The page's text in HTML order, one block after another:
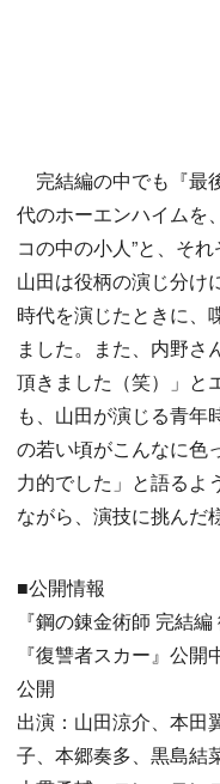
完結編の中でも『最
代のホーエンハイムを
コの中の小人”と、そ
山田は役柄の演じ分け
時代を演じたときに、
ました。また、内野さ
頂きました（笑）」と
も、山田が演じる青年
の若い頃がこんなに色
力的でした」と語るよ
ながら、演技に挑んだ
■公開情報
『鋼の錬金術師 完結
『復讐者スカー』公開
公開
出演：山田涼介、本田
子、本郷奏多、黒島結